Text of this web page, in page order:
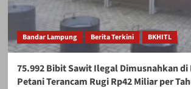
Bandar Lampung Berita Terkini BKHITL
75.992 Bibit Sawit Ilegal Dimusnahkan
Petani Terancam Rugi Rp42 Miliar per